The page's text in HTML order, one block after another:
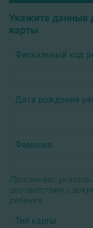
Укажите данные
карты
Фискальный код
Дата рождения
Фамилия
Просим вас
соответствии с
ребенка
Тип карты